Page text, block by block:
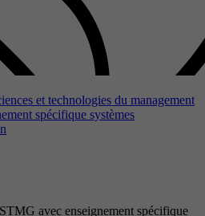
et technologies du management
spécifique systèmes
avec enseignement spécifique